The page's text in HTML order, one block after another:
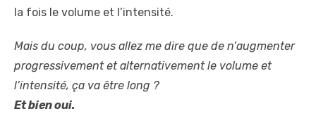
la fois le volume et l’intensité.
Mais du coup, vous allez me dire que de n’augmenter
progressivement et alternativement le volume et
l’intensité, ça va être long ?
Et bien oui.